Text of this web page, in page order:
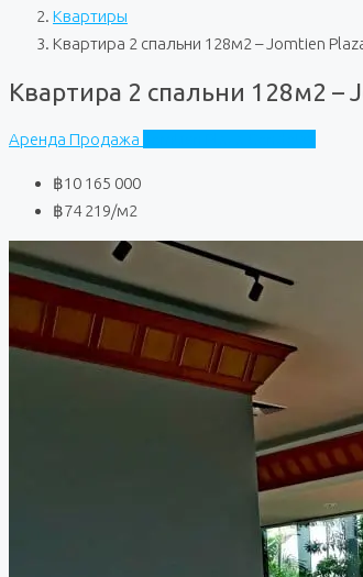
Квартиры
Квартира 2 спальни 128м2 – Jomtien
Квартира 2 спальни 128м2 –
Аренда Продажа
฿10 165 000
฿74 219/м2